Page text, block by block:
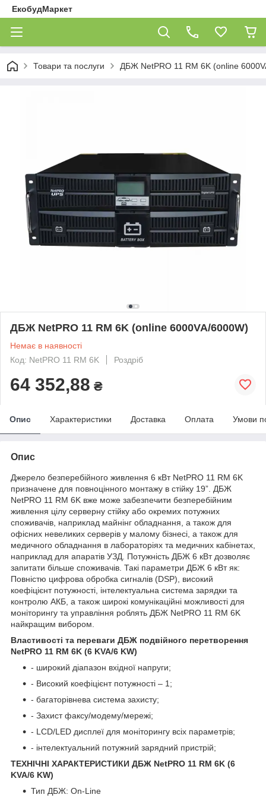
ЕкобудМаркет
Товари та послуги ДБЖ NetPRO 11 RM 6K (online
ДБЖ NetPRO 11 RM 6K (online 6000VA/6000W)
Немає в наявності
Код: NetPRO 11 RM 6K
Роздріб
64 352,88 ₴
Опис Характеристики Доставка Оплата Умови
Опис
Джерело безперебійного живлення 6 кВт NetPRO 11 RM 6K
призначене для повноцінного монтажу в стійку 19”. ДБЖ
NetPRO 11 RM 6K вже може забезпечити безперебійним
живлення цілу серверну стійку або окремих потужних
споживачів, наприклад майнінг обладнання, а також для
офісних невеликих серверів у малому бізнесі, а також для
медичного обладнання в лабораторіях та медичних кабінетах,
наприклад для апаратів УЗД. Потужність ДБЖ 6 кВт дозволяє
запитати більше споживачів. Такі параметри ДБЖ 6 кВт як:
Повністю цифрова обробка сигналів (DSP), високий
коефіцієнт потужності, інтелектуальна система зарядки та
контролю АКБ, а також широкі комунікаційні можливості для
моніторингу та управління роблять ДБЖ NetPRO 11 RM 6K
найкращим вибором.
Властивості та переваги ДБЖ подвійного перетворення
NetPRO 11 RM 6K (6 KVA/6 KW)
- широкий діапазон вхідної напруги;
- Високий коефіцієнт потужності – 1;
- багаторівнева система захисту;
- Захист факсу/модему/мережі;
- LCD/LED дисплеї для моніторингу всіх параметрів;
- інтелектуальний потужний зарядний пристрій;
ТЕХНІЧНІ ХАРАКТЕРИСТИКИ ДБЖ NetPRO 11 RM 6K (6
KVA/6 KW)
Тип ДБЖ: On-Line